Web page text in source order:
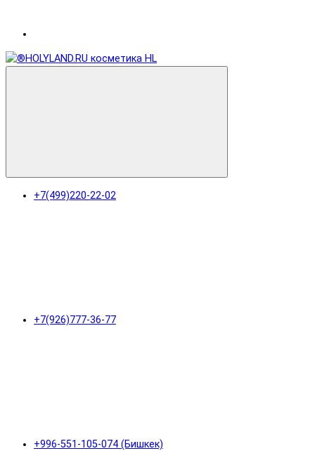
+7(499)220-22-02
+7(926)777-36-77
+996-551-105-074 (Бишкек)